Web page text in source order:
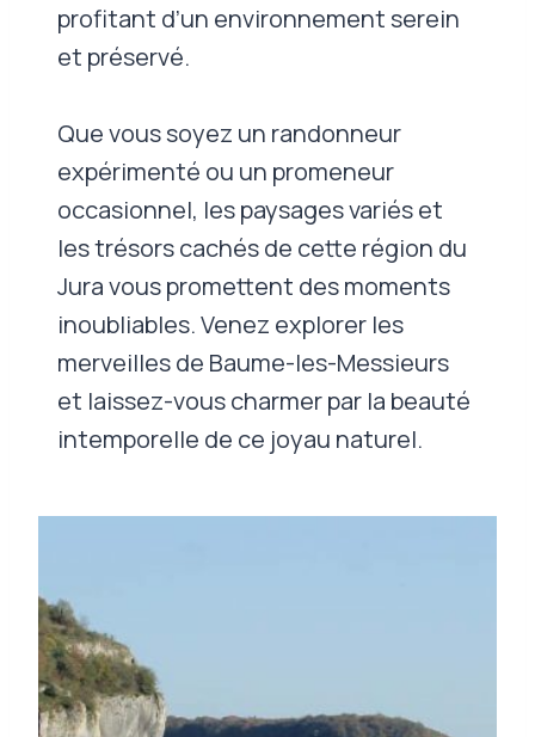
profitant d’un environnement serein
et préservé.
Que vous soyez un randonneur
expérimenté ou un promeneur
occasionnel, les paysages variés et
les trésors cachés de cette région du
Jura vous promettent des moments
inoubliables. Venez explorer les
merveilles de Baume-les-Messieurs
et laissez-vous charmer par la beauté
intemporelle de ce joyau naturel.